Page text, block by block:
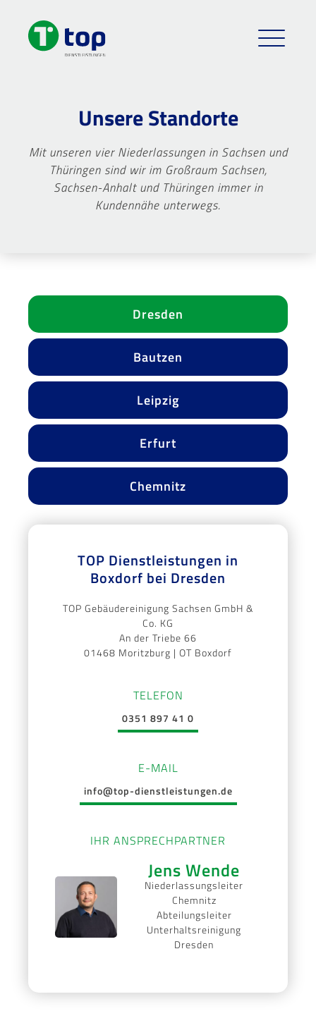
Unsere Standorte
Mit unseren vier Niederlassungen in Sachsen und
Thüringen sind wir im Großraum Sachsen,
Sachsen-Anhalt und Thüringen immer in
Kundennähe unterwegs.
Dresden
Bautzen
Leipzig
Erfurt
Chemnitz
TOP Dienstleistungen in
Boxdorf bei Dresden
TOP Gebäudereinigung Sachsen GmbH &
Co. KG
An der Triebe 66
01468 Moritzburg | OT Boxdorf
TELEFON
0351 897 41 0
E-MAIL
info@top-dienstleistungen.de
IHR ANSPRECHPARTNER
Jens Wende
Niederlassungsleiter
Chemnitz
Abteilungsleiter
Unterhaltsreinigung
Dresden
Inhalt eines